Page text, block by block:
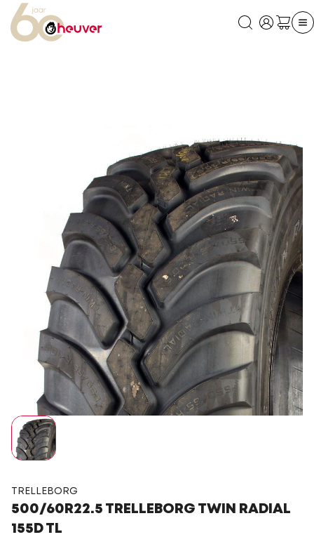
TRELLEBORG
500/60R22.5 TRELLEBORG TWIN RADIAL
155D TL